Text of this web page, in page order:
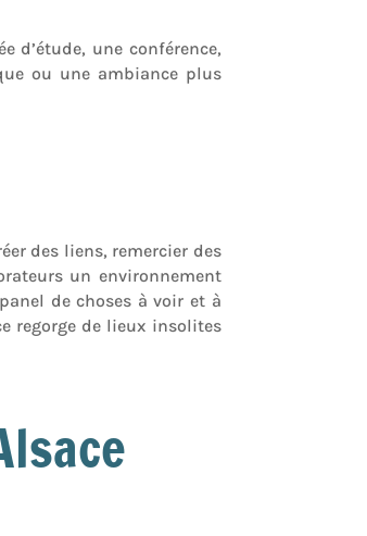
d’étude, une conférence,
ou une ambiance plus
des liens, remercier des
un environnement
de choses à voir et à
regorge de lieux insolites